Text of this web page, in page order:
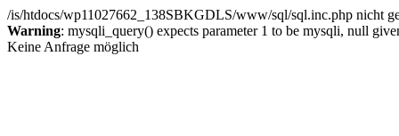
/is/htdocs/wp11027662_138SBKGDLS/www/sql/sql.inc.php nicht
Warning: mysqli_query() expects parameter 1 to be mysqli, null
Keine Anfrage möglich